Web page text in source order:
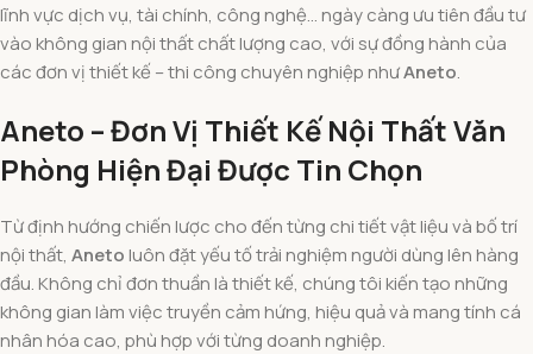
lĩnh vực dịch vụ, tài chính, công nghệ… ngày càng ưu tiên đầu tư
vào không gian nội thất chất lượng cao, với sự đồng hành của
các đơn vị thiết kế – thi công chuyên nghiệp nhưAneto.
Aneto – Đơn Vị Thiết Kế Nội Thất Văn
Phòng Hiện Đại Được Tin Chọn
Từ định hướng chiến lược cho đến từng chi tiết vật liệu và bố trí
nội thất, Aneto luôn đặt yếu tố trải nghiệm người dùng lên hàng
đầu. Không chỉ đơn thuần là thiết kế, chúng tôi kiến tạo những
không gian làm việc truyền cảm hứng, hiệu quả và mang tính cá
nhân hóa cao, phù hợp với từng doanh nghiệp.